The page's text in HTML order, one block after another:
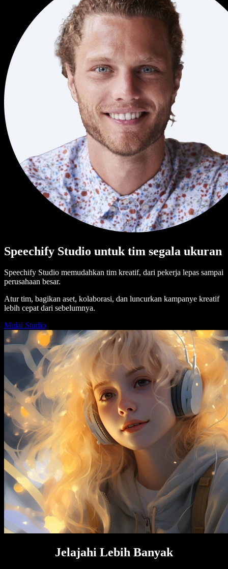
Speechify Studio untuk tim segala ukuran
Speechify Studio memudahkan tim kreatif, dari pekerja lepas sampai
perusahaan besar.
Atur tim, bagikan aset, kolaborasi, dan luncurkan kampanye kreatif
lebih cepat dari sebelumnya.
Mulai Studio
Jelajahi Lebih Banyak